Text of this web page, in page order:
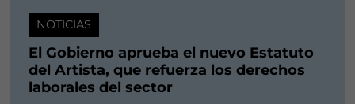
NOTICIAS
El Gobierno aprueba el nuevo Estatuto
del Artista, que refuerza los derechos
laborales del sector